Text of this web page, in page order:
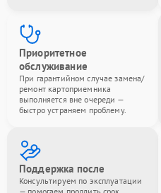
Приоритетное
обслуживание
При гарантийном случае замена/
ремонт картоприемника
выполняется вне очереди —
быстро устраняем проблему.
Поддержка после
Консультируем по эксплуатации